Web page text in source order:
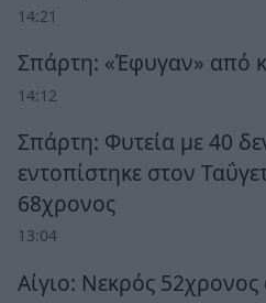
14:21
Σπάρτη: «Έφυγαν» από
14:12
Σπάρτη: Φυτεία με 40
εντοπίστηκε στον
68χρονος
13:04
Αίγιο: Νεκρός